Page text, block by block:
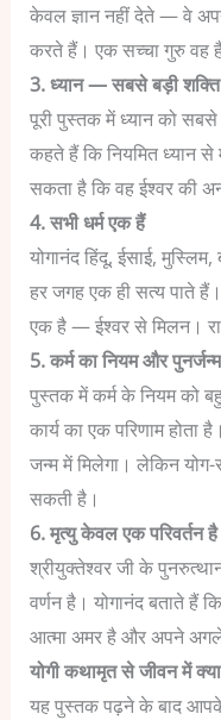
केवल ज्ञान नहीं देते — वे
करते हैं। एक सच्चा गुरु वह है
3. ध्यान — सबसे बड़ी शक्ति
पूरी पुस्तक में ध्यान को सबसे
कहते हैं कि नियमित ध्यान से
सकता है कि वह ईश्वर की
4. सभी धर्म एक हैं
योगानंद हिंदू, ईसाई,
हर जगह एक ही सत्य पाते
एक है — ईश्वर से मिलन।
5. कर्म का नियम और पुनर्जन्म
पुस्तक में कर्म के नियम को
कार्य का एक परिणाम होता
जन्म में मिलेगा। लेकिन
सकती है।
6. मृत्यु केवल एक परिवर्तन है
श्रीयुक्तेश्वर जी के
वर्णन है। योगानंद बताते हैं
आत्मा अमर है और अपने
योगी कथामृत से जीवन में
यह पुस्तक पढ़ने के बाद